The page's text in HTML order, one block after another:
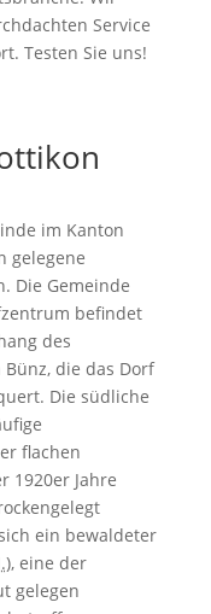
Service
Testen Sie uns!
im Kanton
gelegene
Die Gemeinde
befindet
des
die das Dorf
Die südliche
flachen
1920er Jahre
ein bewaldeter
), eine der
gelegen